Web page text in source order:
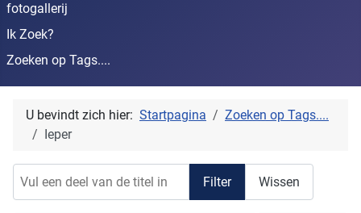
fotogallerij
Ik Zoek?
Zoeken op Tags....
U bevindt zich hier: Startpagina
Zoeken op Tags....
Ieper
Filter Wissen